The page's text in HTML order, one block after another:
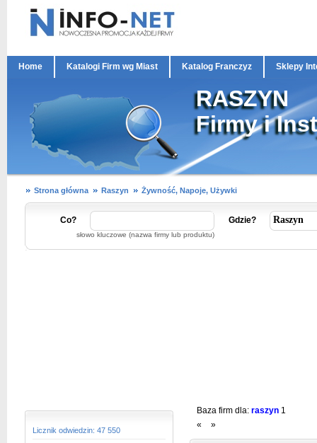
Home Katalogi Firm wg Miast Katalog Franczyz Sklepy
RASZYN
Firmy i
Strona główna Raszyn Żywność, Napoje, Używki
Co?
słowo kluczowe (nazwa firmy lub produktu)
Gdzie?
Licznik odwiedzin: 47 550
Baza firm dla: raszyn 1
«
»